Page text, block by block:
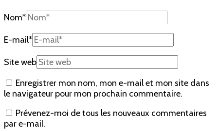
Nom*
E-mail*
Site web
Enregistrer mon nom, mon e-mail et mon site dans
le navigateur pour mon prochain commentaire.
Prévenez-moi de tous les nouveaux commentaires
par e-mail.